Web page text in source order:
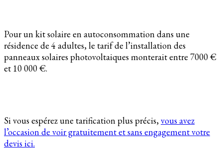
Pour un kit solaire en autoconsommation dans une
résidence de 4 adultes, le tarif de l’installation des
panneaux solaires photovoltaiques monterait entre 7000 €
et 10 000 €.
Si vous espérez une tarification plus précis,vous avez
l’occasion de voir gratuitement et sans engagement votre
devis ici.